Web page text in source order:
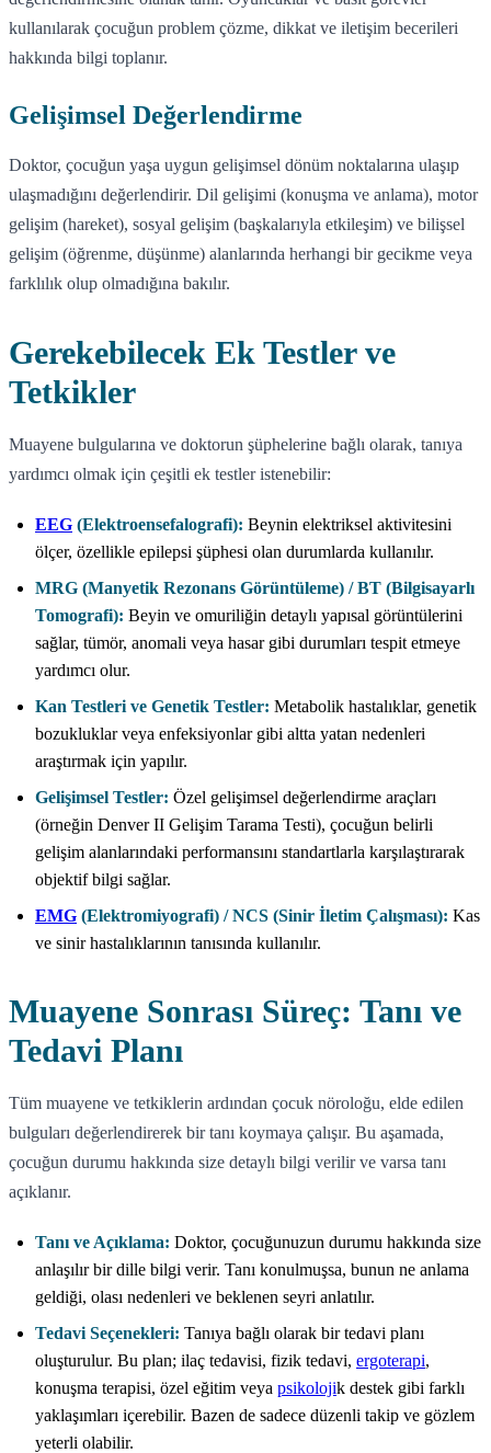
kullanılarak çocuğun problem çözme, dikkat ve iletişim becerileri
hakkında bilgi toplanır.
Gelişimsel Değerlendirme
Doktor, çocuğun yaşa uygun gelişimsel dönüm noktalarına ulaşıp
ulaşmadığını değerlendirir. Dil gelişimi (konuşma ve anlama), motor
gelişim (hareket), sosyal gelişim (başkalarıyla etkileşim) ve bilişsel
gelişim (öğrenme, düşünme) alanlarında herhangi bir gecikme veya
farklılık olup olmadığına bakılır.
Gerekebilecek Ek Testler ve
Tetkikler
Muayene bulgularına ve doktorun şüphelerine bağlı olarak, tanıya
yardımcı olmak için çeşitli ek testler istenebilir:
EEG (Elektroensefalografi): Beynin elektriksel aktivitesini
ölçer, özellikle epilepsi şüphesi olan durumlarda kullanılır.
MRG (Manyetik Rezonans Görüntüleme) / BT (Bilgisayarlı
Tomografi): Beyin ve omuriliğin detaylı yapısal görüntülerini
sağlar, tümör, anomali veya hasar gibi durumları tespit etmeye
yardımcı olur.
Kan Testleri ve Genetik Testler: Metabolik hastalıklar, genetik
bozukluklar veya enfeksiyonlar gibi altta yatan nedenleri
araştırmak için yapılır.
Gelişimsel Testler: Özel gelişimsel değerlendirme araçları
(örneğin Denver II Gelişim Tarama Testi), çocuğun belirli
gelişim alanlarındaki performansını standartlarla karşılaştırarak
objektif bilgi sağlar.
EMG (Elektromiyografi) / NCS (Sinir İletim Çalışması): Kas
ve sinir hastalıklarının tanısında kullanılır.
Muayene Sonrası Süreç: Tanı ve
Tedavi Planı
Tüm muayene ve tetkiklerin ardından çocuk nöroloğu, elde edilen
bulguları değerlendirerek bir tanı koymaya çalışır. Bu aşamada,
çocuğun durumu hakkında size detaylı bilgi verilir ve varsa tanı
açıklanır.
Tanı ve Açıklama: Doktor, çocuğunuzun durumu hakkında size
anlaşılır bir dille bilgi verir. Tanı konulmuşsa, bunun ne anlama
geldiği, olası nedenleri ve beklenen seyri anlatılır.
Tedavi Seçenekleri: Tanıya bağlı olarak bir tedavi planı
oluşturulur. Bu plan; ilaç tedavisi, fizik tedavi, ergoterapi,
konuşma terapisi, özel eğitim veya psikolojik destek gibi farklı
yaklaşımları içerebilir. Bazen de sadece düzenli takip ve gözlem
yeterli olabilir.